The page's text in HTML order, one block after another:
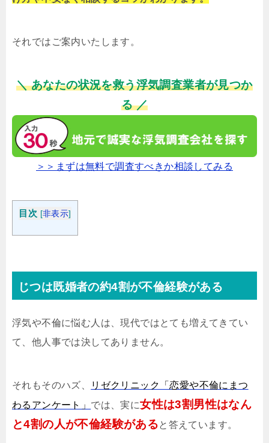
それではご案内いたします。
＼ あなたの状況を救う浮気調査業者が見つか
る ／
＞＞まずは無料で調査すべきか相談してみる
目次 [非表示]
じつは既婚者の約4割が不倫経験がある
浮気や不倫に悩む人は、現代ではとても増えてきてい
て、他人事では決してありません。
それもそのハズ、
リゼクリニック「恋愛や不倫にまつ
わるアンケート」 では、実に女性は3割男性はなん
と4割の人が不倫経験があると答えています。